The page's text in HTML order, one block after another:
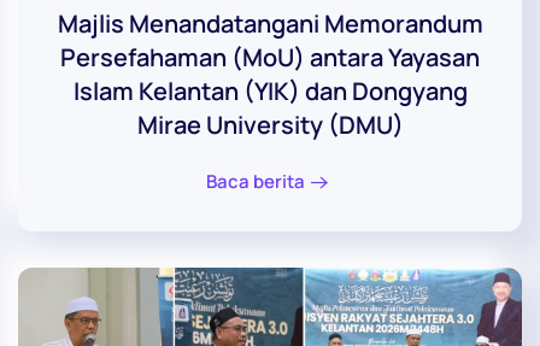
Majlis Menandatangani Memorandum
Persefahaman (MoU) antara Yayasan
Islam Kelantan (YIK) dan Dongyang
Mirae University (DMU)
Baca berita